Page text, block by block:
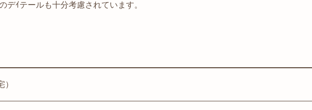
ｲテールも十分考慮されています。